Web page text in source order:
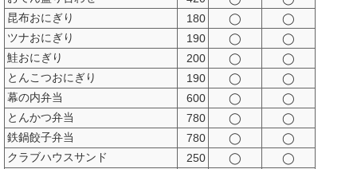
昆布おにぎり
180 ◯
◯
ツナおにぎり
190 ◯
◯
鮭おにぎり
200 ◯
◯
とんこつおにぎり
190 ◯
◯
幕の内弁当
600 ◯
◯
とんかつ弁当
780 ◯
◯
鉄鍋餃子弁当
780 ◯
◯
クラブハウスサンド
250 ◯
◯